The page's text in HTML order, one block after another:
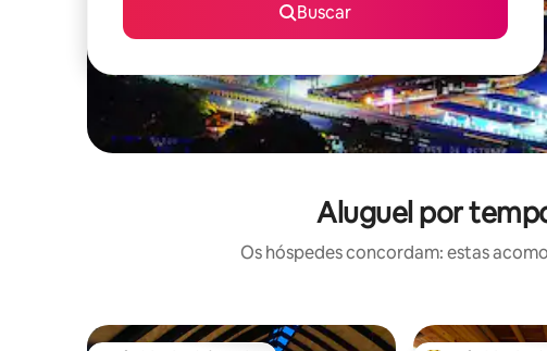
Buscar
Aluguel por
Os hóspedes concordam: estas